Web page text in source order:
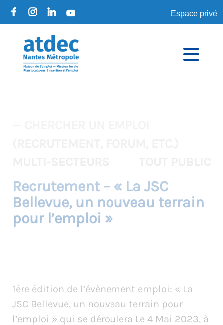
Espace privé
Recrutement – « La JSC
Bellevue, un nouveau terrain
pour l’emploi »
1ère édition de l’évènement emploi: « La
JSC Bellevue, un nouveau terrain pour
l’emploi » qui se déroulera Le 4 Mai 2023, à